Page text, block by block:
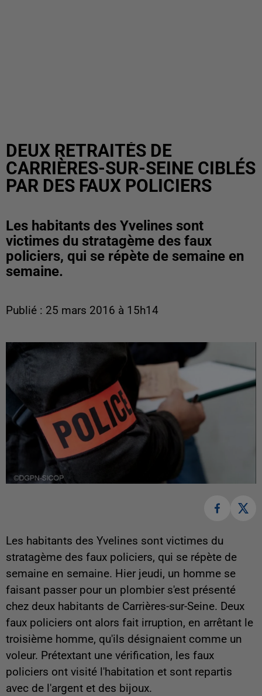
DEUX RETRAITÉS DE
CARRIÈRES-SUR-SEINE CIBLÉS
PAR DES FAUX POLICIERS
Les habitants des Yvelines sont
victimes du stratagème des faux
policiers, qui se répète de semaine en
semaine.
Publié : 25 mars 2016 à 15h14
Les habitants des Yvelines sont victimes du
stratagème des faux policiers, qui se répète de
semaine en semaine. Hier jeudi, un homme se
faisant passer pour un plombier s'est présenté
chez deux habitants de Carrières-sur-Seine. Deux
faux policiers ont alors fait irruption, en arrêtant le
troisième homme, qu'ils désignaient comme un
voleur. Prétextant une vérification, les faux
policiers ont visité l'habitation et sont repartis
avec de l'argent et des bijoux.